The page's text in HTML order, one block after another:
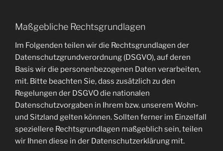
Maßgebliche Rechtsgrundlagen
Im Folgenden teilen wir die Rechtsgrundlagen der
Datenschutzgrundverordnung (DSGVO), auf deren
Basis wir die personenbezogenen Daten verarbeiten,
mit. Bitte beachten Sie, dass zusätzlich zu den
Regelungen der DSGVO die nationalen
Datenschutzvorgaben in Ihrem bzw. unserem Wohn-
und Sitzland gelten können. Sollten ferner im Einzelfall
speziellere Rechtsgrundlagen maßgeblich sein, teilen
wir Ihnen diese in der Datenschutzerklärung mit.